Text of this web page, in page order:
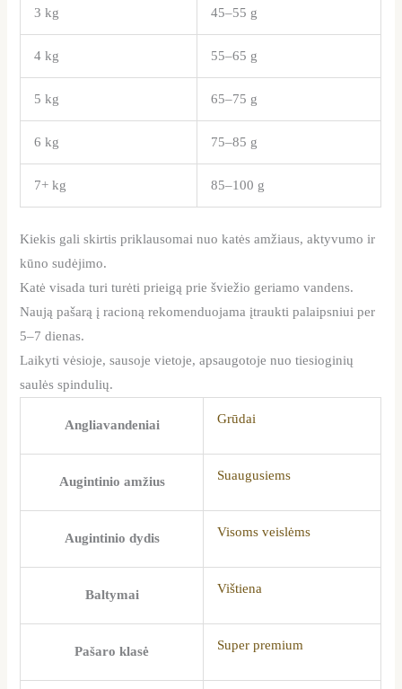
3 kg 45–55 g
4 kg 55–65 g
5 kg 65–75 g
6 kg 75–85 g
7+ kg 85–100 g
Kiekis gali skirtis priklausomai nuo katės amžiaus, aktyvumo ir
kūno sudėjimo.
Katė visada turi turėti prieigą prie šviežio geriamo vandens.
Naują pašarą į racioną rekomenduojama įtraukti palaipsniui per
5–7 dienas.
Laikyti vėsioje, sausoje vietoje, apsaugotoje nuo tiesioginių
saulės spindulių.
Angliavandeniai Grūdai
Augintinio amžius Suaugusiems
Augintinio dydis Visoms veislėms
Baltymai Vištiena
Pašaro klasė Super premium